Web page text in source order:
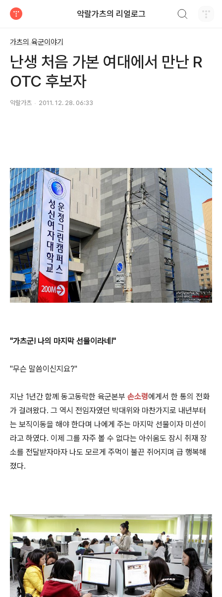
악랄가츠의 리얼로그
가츠의 육군이야기
난생 처음 가본 여대에서 만난 R
OTC 후보자
악랄가츠 2011. 12. 28. 06:33
"가츠군! 나의 마지막 선물이라네!"
"무슨 말씀이신지요?"
지난 1년간 함께 동고동락한 육군본부 손소령에게서 한 통의 전화
가 걸려왔다. 그 역시 전임자였던 박대위와 마찬가지로 내년부터
는 보직이동을 해야 한다며 나에게 주는 마지막 선물이자 미션이
라고 하였다. 이제 그를 자주 볼 수 없다는 아쉬움도 잠시 취재 장
소를 전달받자마자 나도 모르게 주먹이 불끈 쥐어지며 급 행복해
졌다.